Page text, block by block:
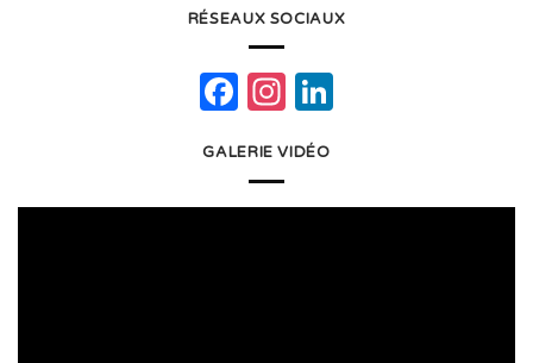
RÉSEAUX SOCIAUX
Facebook
Instagram
GALERIE VIDÉO